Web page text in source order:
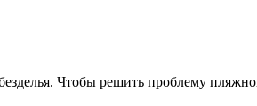
Чтобы решить проблему